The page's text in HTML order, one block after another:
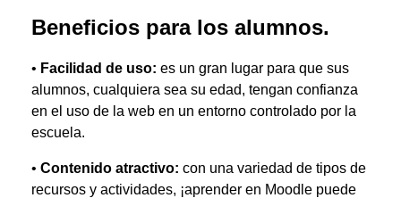
Beneficios para los alumnos.
• Facilidad de uso: es un gran lugar para que sus
alumnos, cualquiera sea su edad, tengan confianza
en el uso de la web en un entorno controlado por la
escuela.
• Contenido atractivo: con una variedad de tipos de
recursos y actividades, ¡aprender en Moodle puede